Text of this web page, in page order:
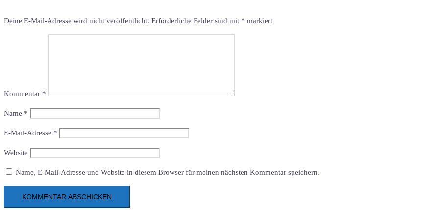
Deine E-Mail-Adresse wird nicht veröffentlicht. Erforderliche Felder sind mit * markiert
Kommentar *
Name *
E-Mail-Adresse *
Website
Name, E-Mail-Adresse und Website in diesem Browser für meinen nächsten Kommentar speichern.